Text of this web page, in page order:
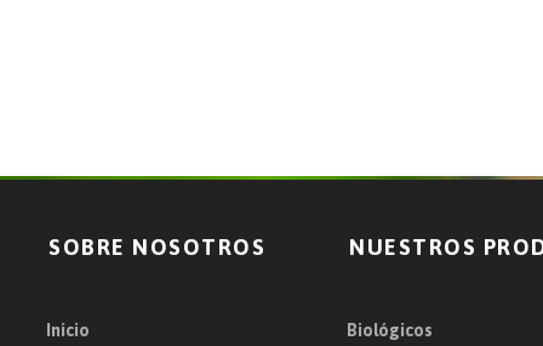
SOBRE NOSOTROS NUESTROS
Inicio Biológicos